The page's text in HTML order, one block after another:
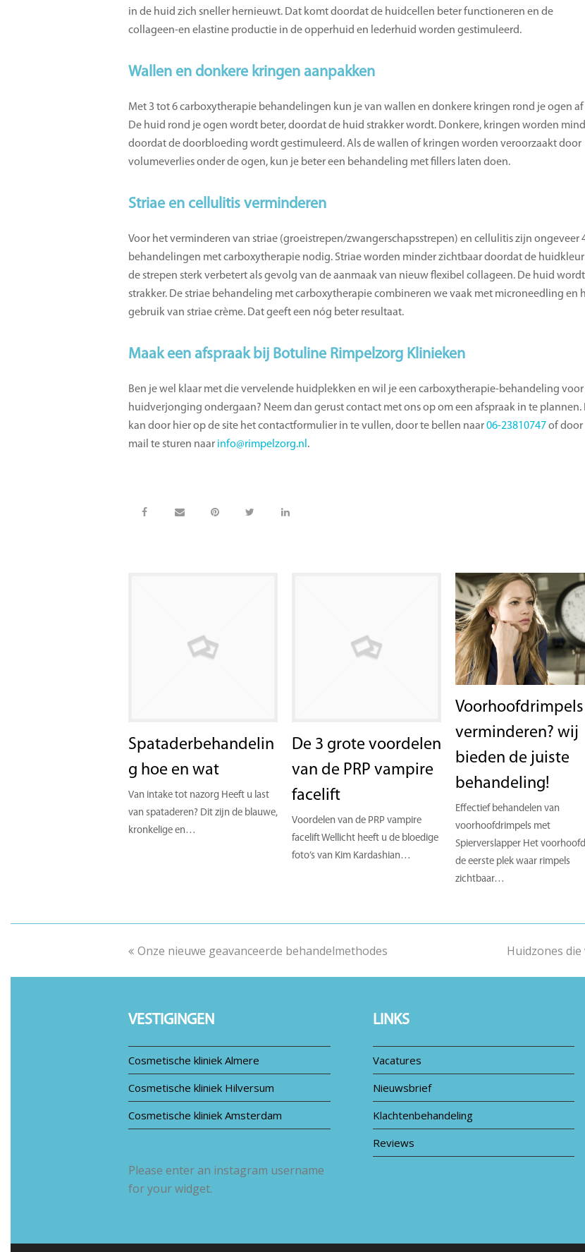
in de huid zich sneller hernieuwt. Dat komt doordat de huidcellen beter functioneren en de
collageen-en elastine productie in de opperhuid en lederhuid worden gestimuleerd.
Wallen en donkere kringen aanpakken
Met 3 tot 6 carboxytherapie behandelingen kun je van wallen en donkere kringen rond je ogen af
De huid rond je ogen wordt beter, doordat de huid strakker wordt. Donkere, kringen worden
doordat de doorbloeding wordt gestimuleerd. Als de wallen of kringen worden veroorzaakt door
volumeverlies onder de ogen, kun je beter een behandeling met fillers laten doen.
Striae en cellulitis verminderen
Voor het verminderen van striae (groeistrepen/zwangerschapsstrepen) en cellulitis zijn ongeveer
behandelingen met carboxytherapie nodig. Striae worden minder zichtbaar doordat de
de strepen sterk verbetert als gevolg van de aanmaak van nieuw flexibel collageen. De huid
strakker. De striae behandeling met carboxytherapie combineren we vaak met microneedling en
gebruik van striae crème. Dat geeft een nóg beter resultaat.
Maak een afspraak bij Botuline Rimpelzorg Klinieken
Ben je wel klaar met die vervelende huidplekken en wil je een carboxytherapie-behandeling voor
huidverjonging ondergaan? Neem dan gerust contact met ons op om een afspraak in te plannen.
kan door hier op de site het contactformulier in te vullen, door te bellen naar06-23810747of door
mail te sturen naar info@rimpelzorg.nl .
Spataderbehandelin
g hoe en wat
Van intake tot nazorg Heeft u last
van spataderen? Dit zijn de blauwe,
kronkelige en…
De 3 grote voordelen
van de PRP vampire
facelift
Voordelen van de PRP vampire
facelift Wellicht heeft u de bloedige
foto’s van Kim Kardashian…
Voorhoofdrimpels
verminderen? wij
bieden de juiste
behandeling!
Effectief behandelen van
voorhoofdrimpels met
Spierverslapper Het
de eerste plek waar rimpels
zichtbaar…
previous
Onze nieuwe geavanceerde behandelmethodes
next
Huidzones
VESTIGINGEN
Cosmetische kliniek Almere
Cosmetische kliniek Hilversum
Cosmetische kliniek Amsterdam
Please enter an instagram username
for your widget.
LINKS
Vacatures
Nieuwsbrief
Klachtenbehandeling
Reviews